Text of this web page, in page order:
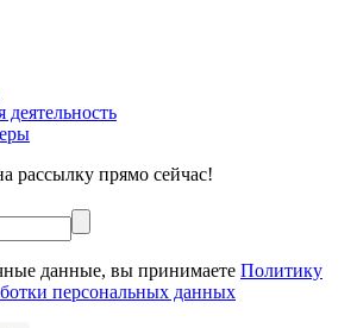
рассылку прямо сейчас!
данные, вы принимаете Политику
персональных данных